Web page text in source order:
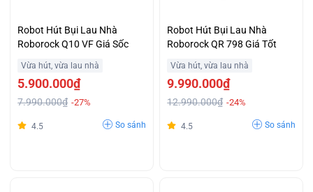
Robot Hút Bụi Lau Nhà
Roborock Q10 VF Giá Sốc
Vừa hút, vừa lau nhà
5.900.000₫
7.990.000₫ -27%
4.5 So sánh
Robot Hút Bụi Lau Nhà
Roborock QR 798 Giá Tốt
Vừa hút, vừa lau nhà
9.990.000₫
12.990.000₫ -24%
4.5 So sánh